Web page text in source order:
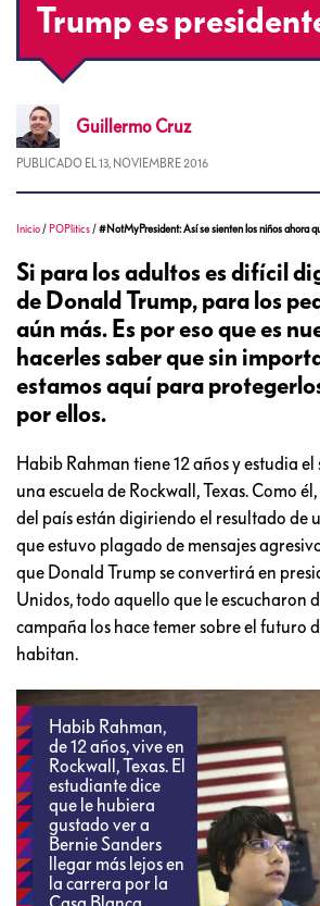
Trump es
Guillermo Cruz
PUBLICADO EL 13, NOVIEMBRE 2016
Inicio / POPlitics /#NotMyPresident: Así se sienten los niños ahora
Si para los adultos es difícil
de Donald Trump, para los
aún más. Es por eso que es
hacerles saber que sin
estamos aquí para
por ellos.
Habib Rahman tiene 12 años y estudia
una escuela de Rockwall, Texas. Como
del país están digiriendo el resultado de
que estuvo plagado de mensajes
que Donald Trump se convertirá en
Unidos, todo aquello que le escucharon
campaña los hace temer sobre el futuro
habitan.
Habib Rahman,
de 12 años, vive en
Rockwall, Texas. El
estudiante dice
que le hubiera
gustado ver a
Bernie Sanders
llegar más lejos en
la carrera por la